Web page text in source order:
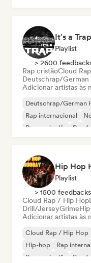
Playlist
> 2600
Rap cristãoCloud
Deutschrap/German
Adicionar artistas às
Deutschrap/German
Rap internacional
Rap em inglês
Rap
Playlist
> 1500
Cloud Rap / Hip Hop
Drill/JerseyGrime
Adicionar artistas às
Cloud Rap / Hip Hop
Hip-hop
Rap
Rap em inglês
Rap